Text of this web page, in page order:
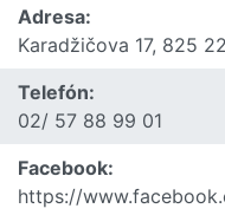
Adresa:
Karadžičova 17, 825
Telefón:
02/ 57 88 99 01
Facebook:
https://